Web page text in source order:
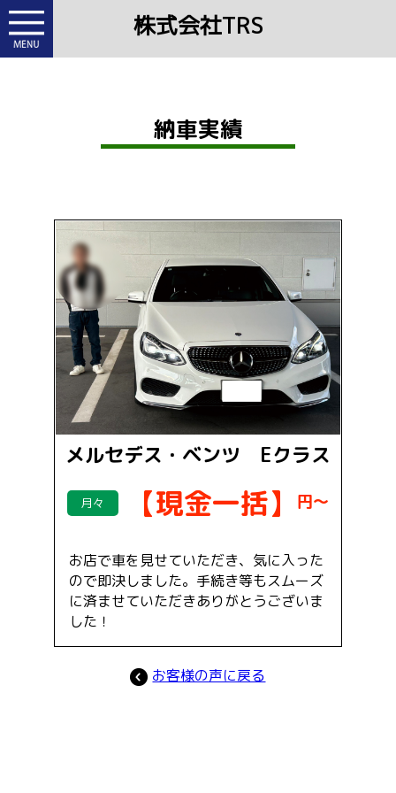
株式会社TRS
納車実績
メルセデス・ベンツ Eクラス
月々 【現金一括】 円～
お店で車を見せていただき、気に入った
ので即決しました。手続き等もスムーズ
に済ませていただきありがとうございま
した！
お客様の声に戻る